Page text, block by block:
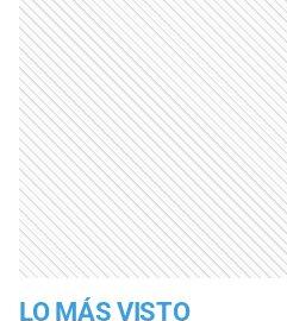
LO MÁS VISTO